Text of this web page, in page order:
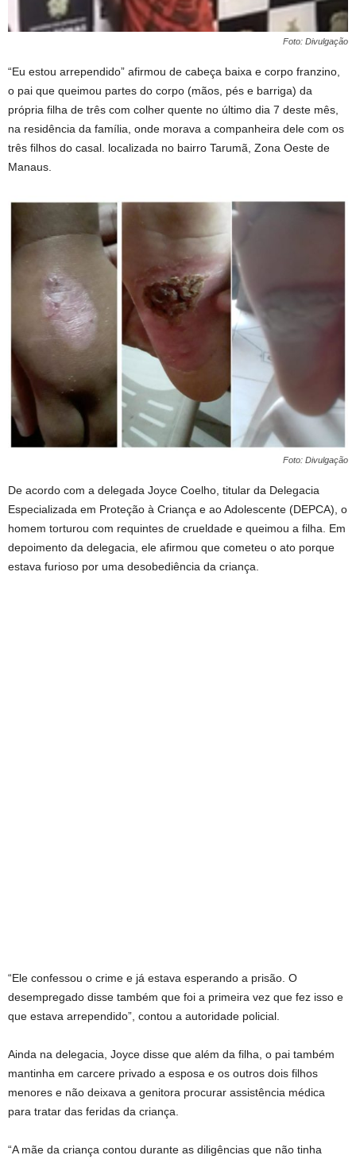
Foto: Divulgação
“Eu estou arrependido” afirmou de cabeça baixa e corpo franzino,
o pai que queimou partes do corpo (mãos, pés e barriga) da
própria filha de três com colher quente no último dia 7 deste mês,
na residência da família, onde morava a companheira dele com os
três filhos do casal. localizada no bairro Tarumã, Zona Oeste de
Manaus.
Foto: Divulgação
De acordo com a delegada Joyce Coelho, titular da Delegacia
Especializada em Proteção à Criança e ao Adolescente (DEPCA), o
homem torturou com requintes de crueldade e queimou a filha. Em
depoimento da delegacia, ele afirmou que cometeu o ato porque
estava furioso por uma desobediência da criança.
“Ele confessou o crime e já estava esperando a prisão. O
desempregado disse também que foi a primeira vez que fez isso e
que estava arrependido”, contou a autoridade policial.
Ainda na delegacia, Joyce disse que além da filha, o pai também
mantinha em carcere privado a esposa e os outros dois filhos
menores e não deixava a genitora procurar assistência médica
para tratar das feridas da criança.
“A mãe da criança contou durante as diligências que não tinha